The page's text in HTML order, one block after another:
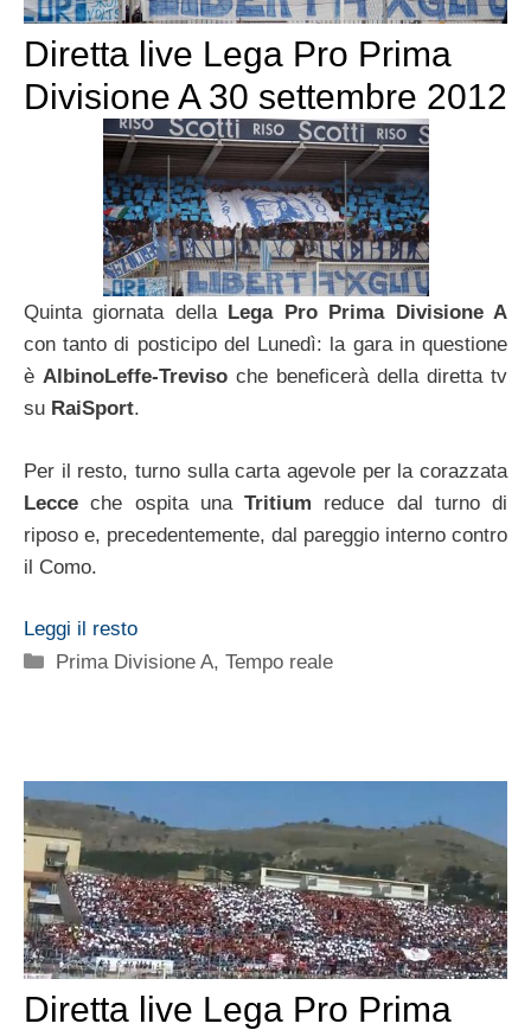
Diretta live Lega Pro Prima
Divisione A 30 settembre 2012
Quinta giornata dellaLega Pro Prima Divisione A
con tanto di posticipo del Lunedì: la gara in questione
è AlbinoLeffe-Treviso che beneficerà della diretta tv
su RaiSport.
Per il resto, turno sulla carta agevole per la corazzata
Lecce che ospita una Tritium reduce dal turno di
riposo e, precedentemente, dal pareggio interno contro
il Como.
Leggi il resto
Categorie
Prima Divisione A,Tempo reale
Diretta live Lega Pro Prima